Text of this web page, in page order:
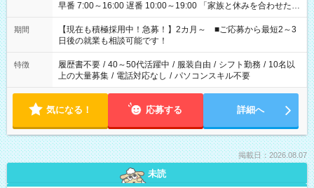
早番 7:00～16:00 遅番 10:00～19:00 「家族と休みを合わせた
い」 「余裕を持って夕飯の準備がしたい」 「できれば残業はし
たくない」 など、ご希望を教えてくださいね。 ※Wワーク希望
の方へ 今ご覧のお仕事で希望する勤務時間と、もう1つのお仕事
の勤務時間。 合計で週40時間を超える場合は応募できません。
期間
【現在も積極採用中！急募！】2カ月～ ■ご応募から最短2～3
日後の就業も相談可能です！
特徴 履歴書不要 / 40～50代活躍中 / 服装自由 / シフト勤務 / 10名以
上の大量募集 / 電話対応なし / パソコンスキル不要
気になる！ 応募する 詳細へ
掲載日：2026.08.07
未読